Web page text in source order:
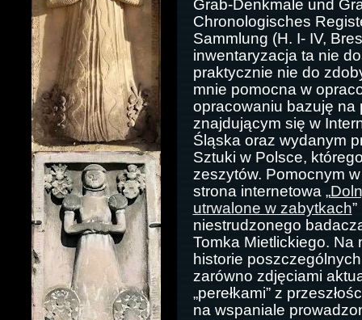
Grab-Denkmale und
Chronologisches
Sammlung (H. I- IV,
inwentaryzacja ta nie
praktycznie nie do
mnie pomocna w
opracowaniu bazuję na
znajdującym się w
Śląska oraz wydanym
Sztuki w Polsce,
zeszytów. Pomocnym
strona internetowa „
utrwalone w zabytkach
niestrudzonego
Tomka Mietlickiego. Na
historie
zarówno zdjęciami
„perełkami” z
na wspaniale